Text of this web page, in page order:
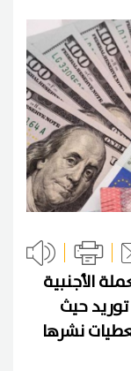
الأجنبية
الخميس 97 يوم توريد حيث
معطيات نشرها